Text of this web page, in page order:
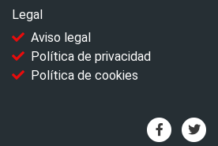
Legal
Aviso legal
Política de privacidad
Política de cookies